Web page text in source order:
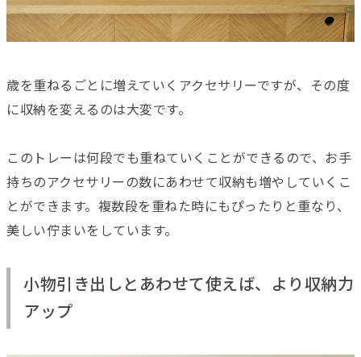
歳を重ねるごとに増えていくアクセサリーですが、その度
に収納を変えるのは大変です。
このトレーは何段でも重ねていくことができるので、お手
持ちのアクセサリーの数にあわせて収納も増やしていくこ
とができます。複数段を重ねた時にもぴったりと重なり、
美しい佇まいをしています。
小物引き出しとあわせて使えば、より収納力
アップ